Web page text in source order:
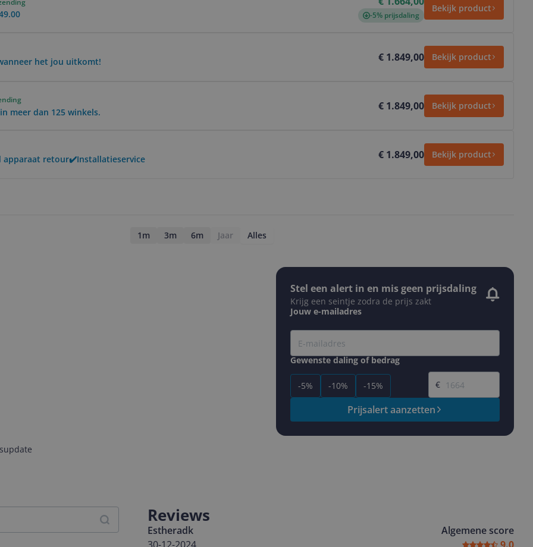
-5% prijsdaling
Bekijk product
het jou uitkomt! € 1.849,00 Bekijk product
meer dan 125 winkels. € 1.849,00 Bekijk product
retour✔️Installatieservice € 1.849,00 Bekijk product
1m 3m 6m Jaar Alles
Stel een alert in en mis geen prijsdaling
Krijg een seintje zodra de prijs zakt
Jouw e-mailadres
Gewenste daling of bedrag
-5% -10% -15%
Gewenste prijs
€
Prijsalert aanzetten
Reviews
Estheradk
Algemene score